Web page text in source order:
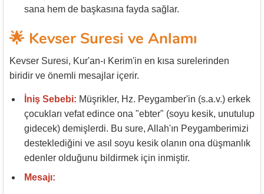
sana hem de başkasına fayda sağlar.
🌟 Kevser Suresi ve Anlamı
Kevser Suresi, Kur'an-ı Kerim'in en kısa surelerinden
biridir ve önemli mesajlar içerir.
İniş Sebebi: Müşrikler, Hz. Peygamber'in (s.a.v.) erkek
çocukları vefat edince ona "ebter" (soyu kesik, unutulup
gidecek) demişlerdi. Bu sure, Allah'ın Peygamberimizi
desteklediğini ve asıl soyu kesik olanın ona düşmanlık
edenler olduğunu bildirmek için inmiştir.
Mesajı: